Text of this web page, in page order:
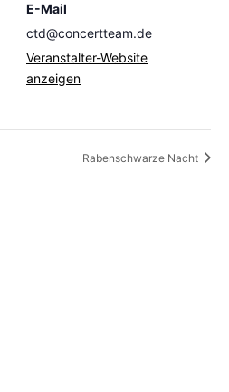
E-Mail
ctd@concertteam.de
Veranstalter-Website
anzeigen
Rabenschwarze Nacht